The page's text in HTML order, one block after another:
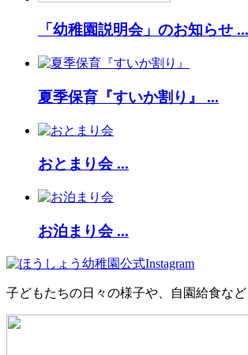
「幼稚園説明会」のお知らせ ...
夏季保育『すいか割り』 ...
おとまり会 ...
お泊まり会 ...
子どもたちの日々の様子や、自園給食な